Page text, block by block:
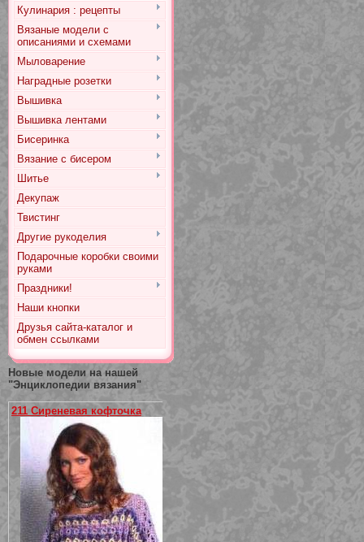
Кулинария : рецепты
Вязаные модели с
описаниями и схемами
Мыловарение
Наградные розетки
Вышивка
Вышивка лентами
Бисеринка
Вязание с бисером
Шитье
Декупаж
Твистинг
Другие рукоделия
Подарочные коробки своими
руками
Праздники!
Наши кнопки
Друзья сайта-каталог и
обмен ссылками
Новые модели на нашей
"Энциклопедии вязания"
211 Сиреневая кофточка